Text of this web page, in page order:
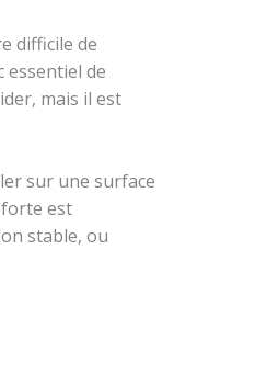
difficile de
essentiel de
mais il est
sur une surface
est
stable, ou